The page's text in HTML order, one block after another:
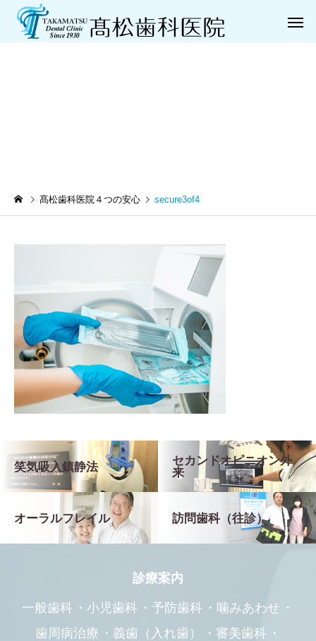
髙松歯科医院４つの安心 secure3of4
笑気吸入鎮静法
セカンドオピニオン外
来
オーラルフレイル 訪問歯科（往診）
診療案内
一般歯科 小児歯科 予防歯科
噛みあわせ
歯周病治療
義歯（入れ歯）
審美歯科